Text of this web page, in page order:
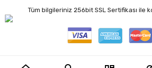
Tüm bilgileriniz 256bit SSL Sertifikası ile